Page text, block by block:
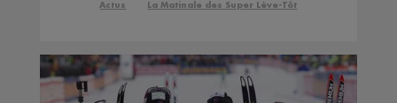
Actus La Matinale des Super Lève-Tôt